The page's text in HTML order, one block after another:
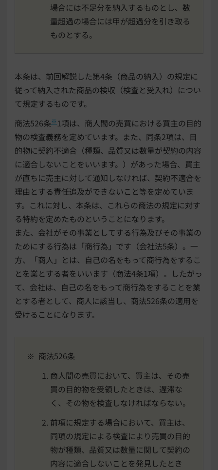
場合には不足分を納入するものとし、数
量超過の場合には甲が超過分を引き取る
ものとする。
本条は、前回解説した第4条（商品の納入）の規定に
従って納入された商品の検収（検査と受入れ）につい
て規定するものです。
商法526条※1項は、商人間の売買における買主の目的
物の検査義務を定めています。また、同条2項は、目
的物に契約不適合（種類、品質又は数量が契約の内容
に適合しないことをいいます。）があった場合、買主
が直ちに売主に対して通知しなければ、契約不適合を
理由とする責任追及ができないこと等を定めていま
す。これに対し、本条は、これらの商法の規定に対す
る特約を定めたものということになります。
また、会社がその事業としてする行為及びその事業の
ためにする行為は「商行為」です（会社法5条）。一
方、「商人」とは、自己の名をもって商行為をするこ
とを業とする者をいいます（商法4条1項）。したがっ
て、会社は、自己の名をもって商行為をすることを業
とする者として、商人に該当し、商法526条の適用を
受けることになります。
※ 商法526条
商人間の売買において、買主は、その売
買の目的物を受領したときは、遅滞な
く、その物を検査しなければならない。
前項に規定する場合において、買主は、
同項の規定による検査により売買の目的
物が種類、品質又は数量に関して契約の
内容に適合しないことを発見したとき